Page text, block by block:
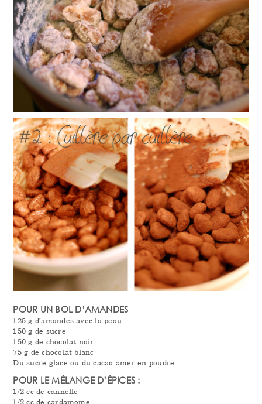
POUR UN BOL D’AMANDES
125 g d’amandes avec la peau
150 g de sucre
150 g de chocolat noir
75 g de chocolat blanc
Du sucre glace ou du cacao amer en poudre
POUR LE MÉLANGE D’ÉPICES :
1/2 cc de cannelle
1/2 cc de cardamome